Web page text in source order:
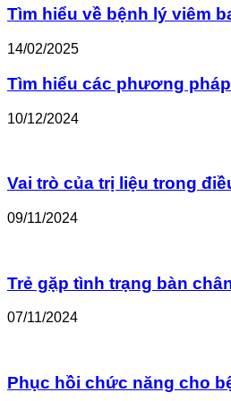
Tìm hiểu về bệnh lý viêm
14/02/2025
Tìm hiểu các phương
10/12/2024
Vai trò của trị liệu trong
09/11/2024
Trẻ gặp tình trạng bàn
07/11/2024
Phục hồi chức năng cho